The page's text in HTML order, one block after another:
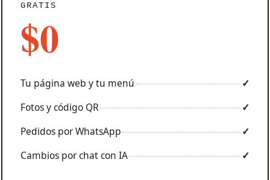
GRATIS
$0
Tu página web y tu menú
✓
Fotos y código QR
✓
Pedidos por WhatsApp
✓
Cambios por chat con IA
✓